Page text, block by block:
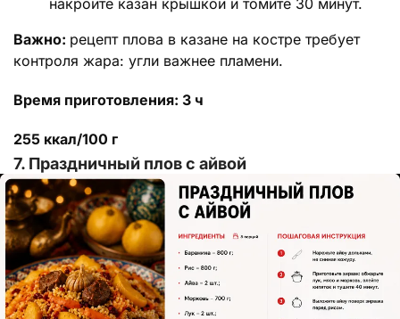
Важно: рецепт плова в казане на костре требует
контроля жара: угли важнее пламени.
Время приготовления: 3 ч
255 ккал/100 г
7. Праздничный плов с айвой